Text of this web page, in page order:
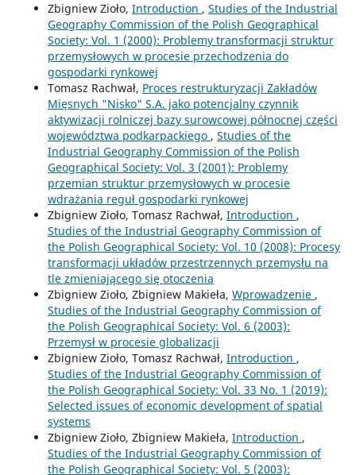
Zbigniew Zioło, Introduction , Studies of the Industrial
Geography Commission of the Polish Geographical
Society: Vol. 1 (2000): Problemy transformacji struktur
przemysłowych w procesie przechodzenia do
gospodarki rynkowej
Tomasz Rachwał, Proces restrukturyzacji Zakładów
Mięsnych "Nisko" S.A. jako potencjalny czynnik
aktywizacji rolniczej bazy surowcowej północnej części
województwa podkarpackiego , Studies of the
Industrial Geography Commission of the Polish
Geographical Society: Vol. 3 (2001): Problemy
przemian struktur przemysłowych w procesie
wdrażania reguł gospodarki rynkowej
Zbigniew Zioło, Tomasz Rachwał, Introduction ,
Studies of the Industrial Geography Commission of
the Polish Geographical Society: Vol. 10 (2008): Procesy
transformacji układów przestrzennych przemysłu na
tle zmieniającego się otoczenia
Zbigniew Zioło, Zbigniew Makieła, Wprowadzenie ,
Studies of the Industrial Geography Commission of
the Polish Geographical Society: Vol. 6 (2003):
Przemysł w procesie globalizacji
Zbigniew Zioło, Tomasz Rachwał, Introduction ,
Studies of the Industrial Geography Commission of
the Polish Geographical Society: Vol. 33 No. 1 (2019):
Selected issues of economic development of spatial
systems
Zbigniew Zioło, Zbigniew Makieła, Introduction ,
Studies of the Industrial Geography Commission of
the Polish Geographical Society: Vol. 5 (2003):